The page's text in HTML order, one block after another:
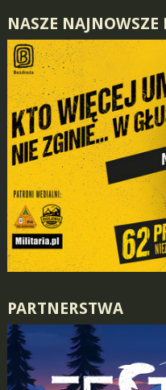
NASZE NAJNOWSZE
PARTNERSTWA